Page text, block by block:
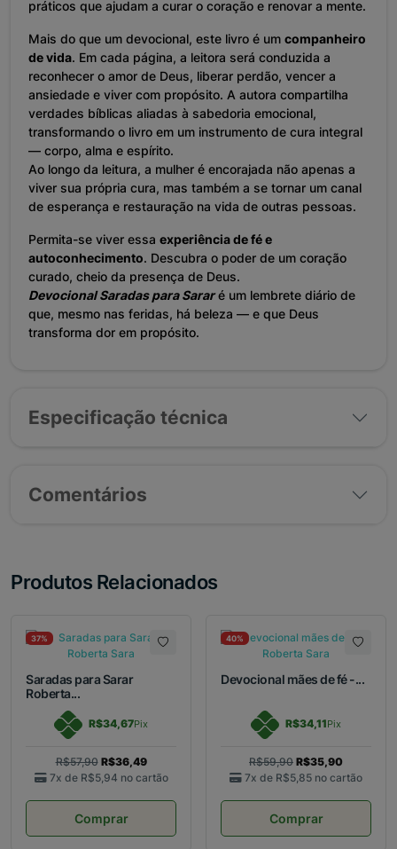
práticos que ajudam a curar o coração e renovar a mente.
Mais do que um devocional, este livro é um companheiro
de vida. Em cada página, a leitora será conduzida a
reconhecer o amor de Deus, liberar perdão, vencer a
ansiedade e viver com propósito. A autora compartilha
verdades bíblicas aliadas à sabedoria emocional,
transformando o livro em um instrumento de cura integral
— corpo, alma e espírito.
Ao longo da leitura, a mulher é encorajada não apenas a
viver sua própria cura, mas também a se tornar um canal
de esperança e restauração na vida de outras pessoas.
Permita-se viver essa experiência de fé e
autoconhecimento. Descubra o poder de um coração
curado, cheio da presença de Deus.
Devocional Saradas para Sararé um lembrete diário de
que, mesmo nas feridas, há beleza — e que Deus
transforma dor em propósito.
Especificação técnica
Comentários
Produtos Relacionados
37%
Saradas para Sarar
Roberta...
R$34,67Pix
R$57,90 R$36,49
7x de R$5,94 no cartão
Comprar
40%
Devocional mães de fé -...
R$34,11Pix
R$59,90 R$35,90
7x de R$5,85 no cartão
Comprar